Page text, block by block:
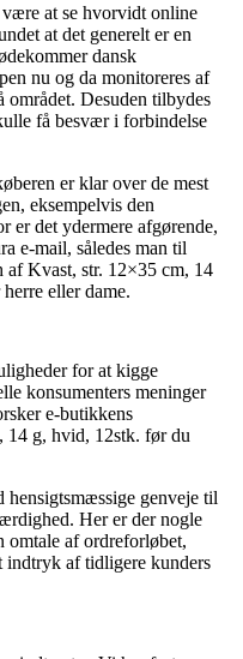
at se hvorvidt online
at det generelt er en
dansk
nu og da monitoreres af
området. Desuden tilbydes
få besvær i forbindelse
er klar over de mest
eksempelvis den
er det ydermere afgørende,
e-mail, således man til
af Kvast, str. 12×35 cm, 14
eller dame.
for at kigge
konsumenters meninger
e-butikkens
14 g, hvid, 12stk. før du
hensigtsmæssige genveje til
Her er der nogle
af ordreforløbet,
indtryk af tidligere kunders